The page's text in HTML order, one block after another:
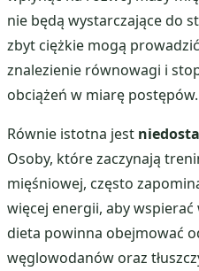
nie będą wystarczające do
zbyt ciężkie mogą
znalezienie równowagi i
obciążeń w miarę postępów.
Równie istotna jest
Osoby, które zaczynają
mięśniowej, często
więcej energii, aby wspierać
dieta powinna obejmować
węglowodanów oraz